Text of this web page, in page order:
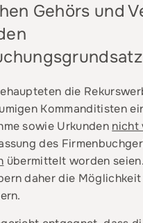
Gehörs und
die
Kommanditisten
sowie Urkunden nicht
des
übermittelt worden
daher die Möglichkeit